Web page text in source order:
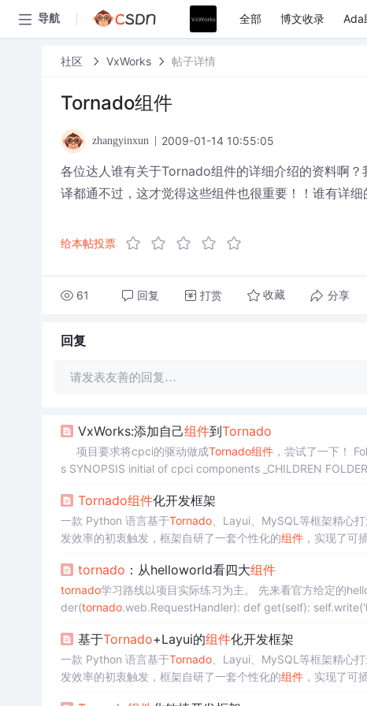
导航 全部 博文收录 Ada
社区 VxWorks 帖子详情
Tornado组件
zhangyinxun 2009-01-14 10:55:05
各位达人谁有关于Tornado组件的详细介绍的资料啊
译都通不过，这才觉得这些组件也很重要！！谁有详
给本帖投票
61 回复 打赏 收藏 分享
回复
请发表友善的回复…
VxWorks:添加自己组件到Tornado
项目要求将cpci的驱动做成Tornado组件，尝试了一下
s SYNOPSIS initial of cpci components _CHILDREN
Tornado组件化开发框架
一款 Python 语言基于Tornado、Layui、MySQL等框架精心
发效率的初衷触发，框架自研了一套个性化的组件，实现了可
tornado ：从helloworld看四大组件
tornado
der(tornado
基于Tornado+Layui的组件化开发框架
一款 Python 语言基于Tornado、Layui、MySQL等框架精心
发效率的初衷触发，框架自研了一套个性化的组件，实现了可